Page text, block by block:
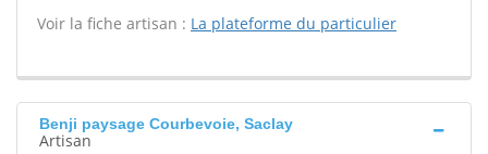
Voir la fiche artisan : La plateforme du particulier
Benji paysage Courbevoie, Saclay
Artisan